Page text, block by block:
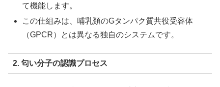
て機能します。
この仕組みは、哺乳類のGタンパク質共役受容体
（GPCR）とは異なる独自のシステムです。
2. 匂い分子の認識プロセス